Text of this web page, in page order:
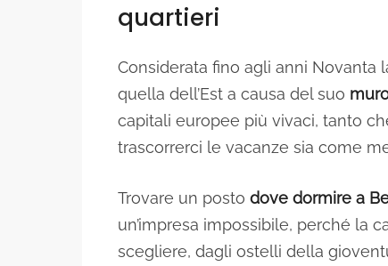
quartieri
Considerata fino agli anni Novanta
quella dell’Est a causa del suo
capitali europee più vivaci, tanto
trascorrerci le vacanze sia come
Trovare un posto dove dormire a
un’impresa impossibile, perché la
scegliere, dagli ostelli della